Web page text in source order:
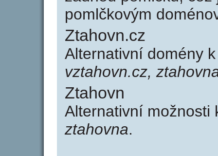
pomlčkovým
Ztahovn.cz
Alternativní domény
vztahovn.cz,
Ztahovn
Alternativní
ztahovna.